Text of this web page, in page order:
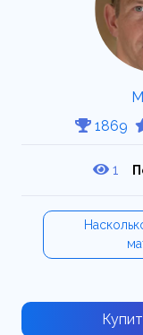
1869
1